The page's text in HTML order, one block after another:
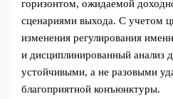
горизонтом, ожидаемой
сценариями выхода. С учетом
изменения регулирования
и дисциплинированный анализ
устойчивыми, а не разовыми
благоприятной конъюнктуры.